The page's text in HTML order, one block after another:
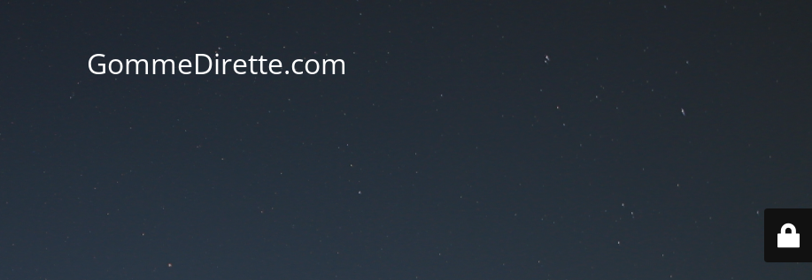
GommeDirette.com